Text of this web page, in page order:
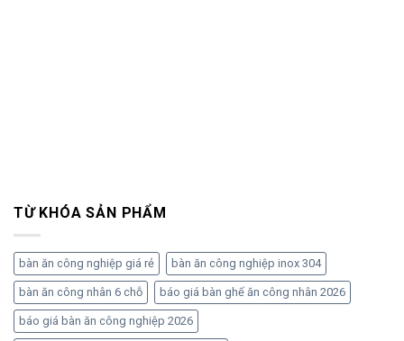
TỪ KHÓA SẢN PHẨM
bàn ăn công nghiệp giá rẻ bàn ăn công nghiệp inox 304
bàn ăn công nhân 6 chỗ báo giá bàn ghế ăn công nhân 2026
báo giá bàn ăn công nghiệp 2026